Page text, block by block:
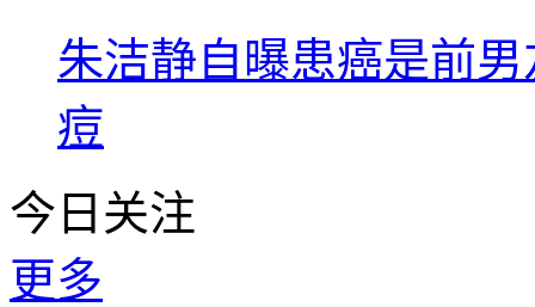
朱洁静自曝患癌是前
痘
今日关注
更多